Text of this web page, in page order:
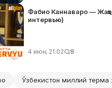
Фабио Каннаваро —
интервью)
4 июн, 21:02 9
Ўзбекистон миллий